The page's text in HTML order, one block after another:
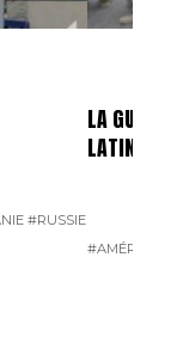
#RUSSIE
LA
LATINE